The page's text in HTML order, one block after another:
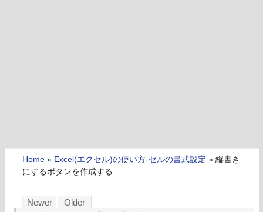
Home » Excel(エクセル)の使い方-セルの書式設定 » 縦書き
にするボタンを作成する
Newer Older